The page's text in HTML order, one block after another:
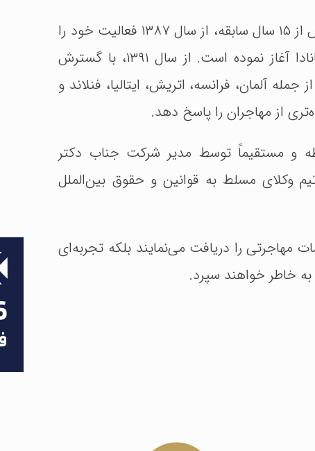
موسسۀ راز با نام تجاری راز ویزا با بیش از ۱۵ سال سابقه، از سال ۱۳۸۷ فعالیت خود را
در حوزۀ خدمات مهاجرت به کشور کانادا آغاز نموده است. از سال ۱۳۹۱، با گسترش
آلمان، فرانسه، اتریش، ایتالیا، فنلاند و
از مهاجران را پاسخ دهد.
و مستقیماً توسط مدیر شرکت جناب دکتر
وکلای مسلط به قوانین و حقوق بین‌الملل
مهاجرتی را دریافت می‌نمایند بلکه تجربه‌ای
به خاطر خواهند سپرد.